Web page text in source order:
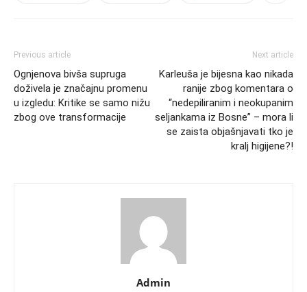
Previous article
Ognjenova bivša supruga
doživela je značajnu promenu
u izgledu: Kritike se samo nižu
zbog ove transformacije
Next article
Karleuša je bijesna kao nikada
ranije zbog komentara o
“nedepiliranim i neokupanim
seljankama iz Bosne” – mora li
se zaista objašnjavati tko je
kralj higijene?!
Admin